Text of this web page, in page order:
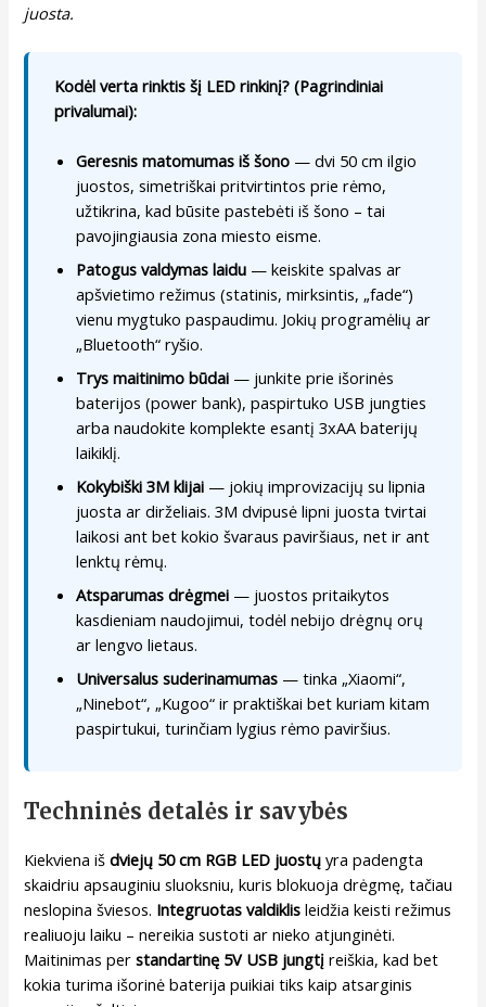
juosta.
Kodėl verta rinktis šį LED rinkinį? (Pagrindiniai
privalumai):
Geresnis matomumas iš šono — dvi 50 cm ilgio
juostos, simetriškai pritvirtintos prie rėmo,
užtikrina, kad būsite pastebėti iš šono – tai
pavojingiausia zona miesto eisme.
Patogus valdymas laidu — keiskite spalvas ar
apšvietimo režimus (statinis, mirksintis, „fade“)
vienu mygtuko paspaudimu. Jokių programėlių ar
„Bluetooth“ ryšio.
Trys maitinimo būdai — junkite prie išorinės
baterijos (power bank), paspirtuko USB jungties
arba naudokite komplekte esantį 3xAA baterijų
laikiklį.
Kokybiški 3M klijai — jokių improvizacijų su lipnia
juosta ar dirželiais. 3M dvipusė lipni juosta tvirtai
laikosi ant bet kokio švaraus paviršiaus, net ir ant
lenktų rėmų.
Atsparumas drėgmei — juostos pritaikytos
kasdieniam naudojimui, todėl nebijo drėgnų orų
ar lengvo lietaus.
Universalus suderinamumas — tinka „Xiaomi“,
„Ninebot“, „Kugoo“ ir praktiškai bet kuriam kitam
paspirtukui, turinčiam lygius rėmo paviršius.
Techninės detalės ir savybės
Kiekviena išdviejų 50 cm RGB LED juostų yra padengta
skaidriu apsauginiu sluoksniu, kuris blokuoja drėgmę, tačiau
neslopina šviesos. Integruotas valdiklis leidžia keisti režimus
realiuoju laiku – nereikia sustoti ar nieko atjunginėti.
Maitinimas perstandartinę 5V USB jungtį reiškia, kad bet
kokia turima išorinė baterija puikiai tiks kaip atsarginis